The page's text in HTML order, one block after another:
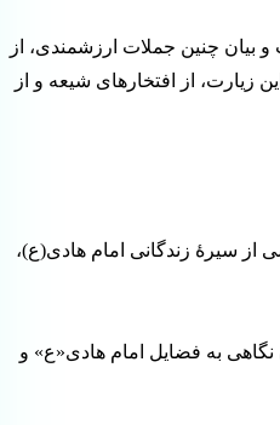
بیان چنین جملات ارزشمندی، از
از افتخارهای شیعه و از
سیرۀ زندگانی امام هادی(ع)،
به فضایل امام هادی«ع» و